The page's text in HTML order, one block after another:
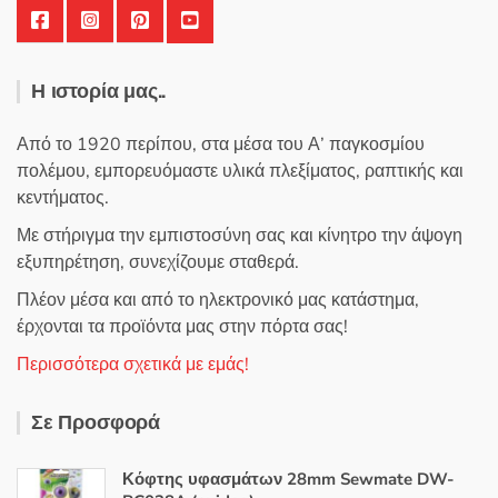
Η ιστορία μας..
Από το 1920 περίπου, στα μέσα του Α’ παγκοσμίου
πολέμου, εμπορευόμαστε υλικά πλεξίματος, ραπτικής και
κεντήματος.
Με στήριγμα την εμπιστοσύνη σας και κίνητρο την άψογη
εξυπηρέτηση, συνεχίζουμε σταθερά.
Πλέον μέσα και από το ηλεκτρονικό μας κατάστημα,
έρχονται τα προϊόντα μας στην πόρτα σας!
Περισσότερα σχετικά με εμάς!
Σε Προσφορά
Κόφτης υφασμάτων 28mm Sewmate DW-